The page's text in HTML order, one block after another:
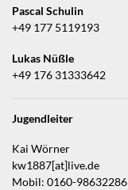
Pascal Schulin
+49 177 5119193
Lukas Nüßle
+49 176 31333642
Jugendleiter
Kai Wörner
kw1887[at]live.de
Mobil: 0160-98632286